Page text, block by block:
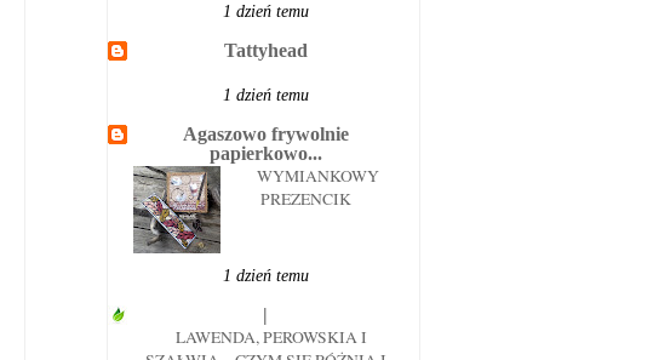
1 dzień temu
Tattyhead
1 dzień temu
Agaszowo frywolnie
papierkowo...
WYMIANKOWY
PREZENCIK
1 dzień temu
|
LAWENDA, PEROWSKIA I